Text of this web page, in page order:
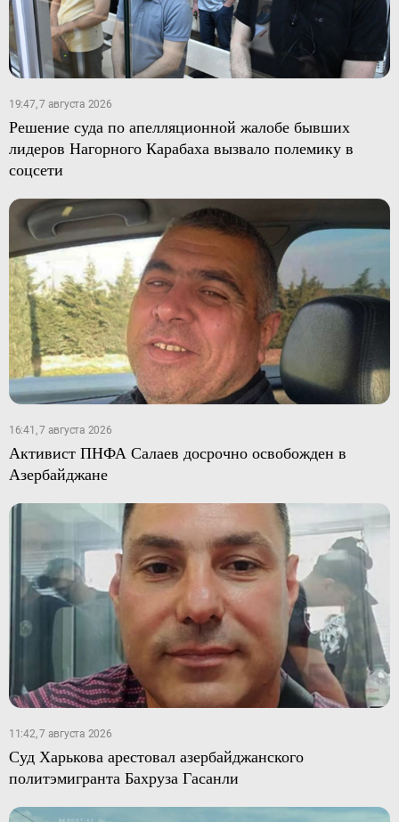
19:47, 7 августа 2026
Решение суда по апелляционной жалобе бывших
лидеров Нагорного Карабаха вызвало полемику в
соцсети
16:41, 7 августа 2026
Активист ПНФА Салаев досрочно освобожден в
Азербайджане
11:42, 7 августа 2026
Суд Харькова арестовал азербайджанского
политэмигранта Бахруза Гасанли